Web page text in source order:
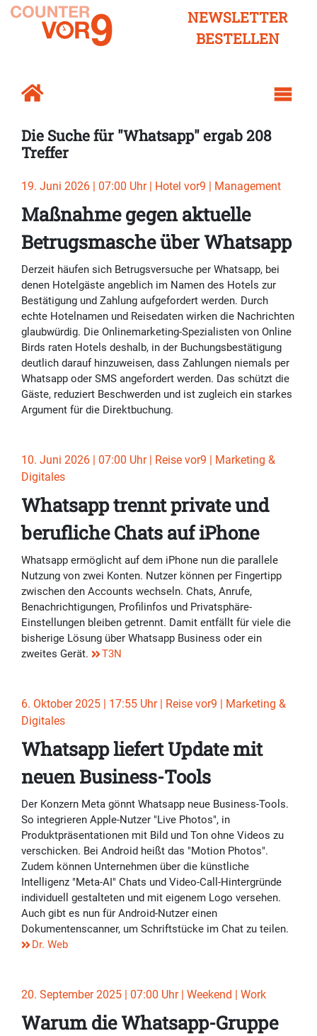
NEWSLETTER
BESTELLEN
Die Suche für "Whatsapp" ergab 208
Treffer
19. Juni 2026 | 07:00 Uhr | Hotel vor9 | Management
Maßnahme gegen aktuelle
Betrugsmasche über Whatsapp
Derzeit häufen sich Betrugsversuche per Whatsapp, bei
denen Hotelgäste angeblich im Namen des Hotels zur
Bestätigung und Zahlung aufgefordert werden. Durch
echte Hotelnamen und Reisedaten wirken die Nachrichten
glaubwürdig. Die Onlinemarketing-Spezialisten von Online
Birds raten Hotels deshalb, in der Buchungsbestätigung
deutlich darauf hinzuweisen, dass Zahlungen niemals per
Whatsapp oder SMS angefordert werden. Das schützt die
Gäste, reduziert Beschwerden und ist zugleich ein starkes
Argument für die Direktbuchung.
10. Juni 2026 | 07:00 Uhr | Reise vor9 | Marketing &
Digitales
Whatsapp trennt private und
berufliche Chats auf iPhone
Whatsapp ermöglicht auf dem iPhone nun die parallele
Nutzung von zwei Konten. Nutzer können per Fingertipp
zwischen den Accounts wechseln. Chats, Anrufe,
Benachrichtigungen, Profilinfos und Privatsphäre-
Einstellungen bleiben getrennt. Damit entfällt für viele die
bisherige Lösung über Whatsapp Business oder ein
zweites Gerät.
T3N
6. Oktober 2025 | 17:55 Uhr | Reise vor9 | Marketing &
Digitales
Whatsapp liefert Update mit
neuen Business-Tools
Der Konzern Meta gönnt Whatsapp neue Business-Tools.
So integrieren Apple-Nutzer "Live Photos", in
Produktpräsentationen mit Bild und Ton ohne Videos zu
verschicken. Bei Android heißt das "Motion Photos".
Zudem können Unternehmen über die künstliche
Intelligenz "Meta-AI" Chats und Video-Call-Hintergründe
individuell gestalteten und mit eigenem Logo versehen.
Auch gibt es nun für Android-Nutzer einen
Dokumentenscanner, um Schriftstücke im Chat zu teilen.
Dr. Web
20. September 2025 | 07:00 Uhr | Weekend | Work
Warum die Whatsapp-Gruppe